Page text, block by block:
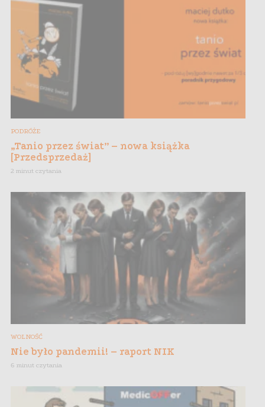
PODRÓŻE
„Tanio przez świat” – nowa książka
[Przedsprzedaż]
2 minut czytania
WOLNOŚĆ
Nie było pandemii! – raport NIK
6 minut czytania